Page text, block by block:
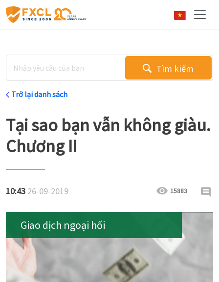
Tìm kiếm
Trở lại danh sách
Tại sao bạn vẫn không giàu.
Chương II
10:43 26-09-2019 15883
Giao dịch ngoại hối